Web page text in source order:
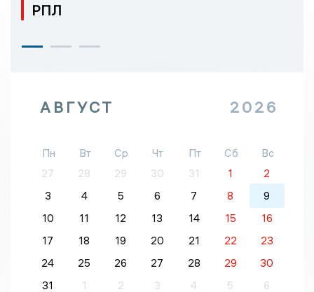
РПЛ
АВГУСТ 2026
Пн Вт Ср Чт Пт Сб
Вс
27
28 29 30 31 1
2
3
4 5 6 7 8
9
10
11 12 13 14 15
16
17
18 19 20 21 22
23
24
25 26 27 28 29
30
31
1 2 3 4 5 6